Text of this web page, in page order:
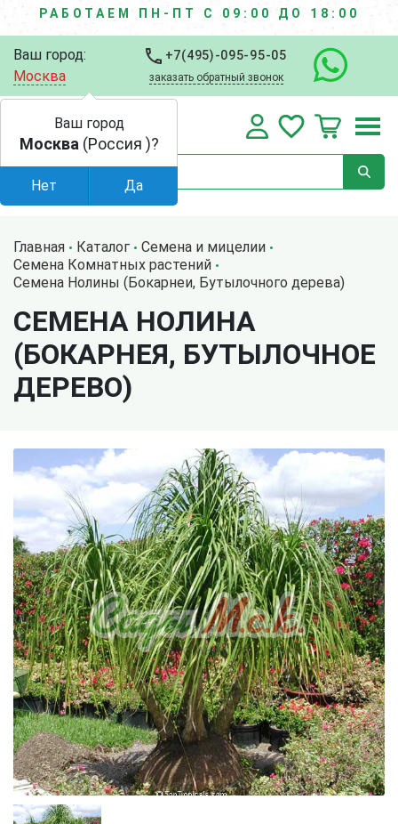
РАБОТАЕМ ПН-ПТ С 09:00 ДО 18:00
Ваш город:
Москва
+7(495)-095-95-05
заказать обратный звонок
Главная Каталог
Семена и мицелии
Семена Комнатных растений
Семена Нолины (Бокарнеи, Бутылочного дерева)
СЕМЕНА НОЛИНА
(БОКАРНЕЯ, БУТЫЛОЧНОЕ
ДЕРЕВО)
Ваш город
Москва (Россия )?
Нет Да